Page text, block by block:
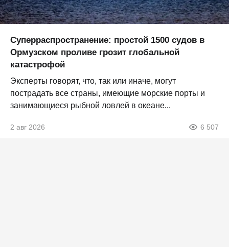
Суперраспространение: простой 1500 судов в
Ормузском проливе грозит глобальной
катастрофой
Эксперты говорят, что, так или иначе, могут
пострадать все страны, имеющие морские порты и
занимающиеся рыбной ловлей в океане...
2 авг 2026 6 507